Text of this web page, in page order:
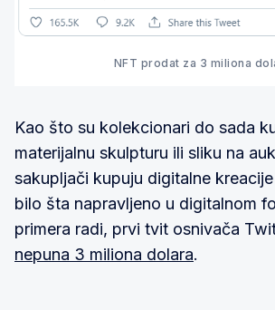
NFT prodat za 3 miliona
Kao što su kolekcionari do sada
materijalnu skulpturu ili sliku na
sakupljači kupuju digitalne
bilo šta napravljeno u digitalnom
primera radi, prvi tvit osnivača
nepuna 3 miliona dolara.